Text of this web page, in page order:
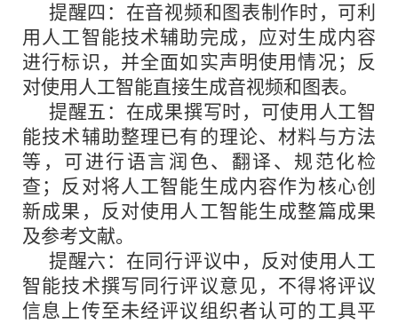
提醒四：在音视频和图表制作时，可利
用人工智能技术辅助完成，应对生成内容
进行标识，并全面如实声明使用情况；反
对使用人工智能直接生成音视频和图表。
提醒五：在成果撰写时，可使用人工智
能技术辅助整理已有的理论、材料与方法
等，可进行语言润色、翻译、规范化检
查；反对将人工智能生成内容作为核心创
新成果，反对使用人工智能生成整篇成果
及参考文献。
提醒六：在同行评议中，反对使用人工
智能技术撰写同行评议意见，不得将评议
信息上传至未经评议组织者认可的工具平